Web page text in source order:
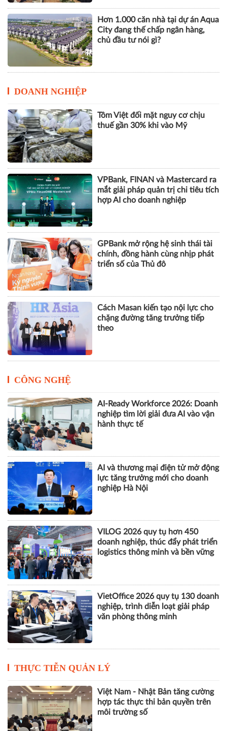
Góp ý sửa đổi Luật Kinh doanh
bất động sản: Hướng tới thị
trường minh bạch, phát triển bền
chủ đầu tư nói gì?
DOANH NGHIỆP
Tôm Việt đối mặt nguy cơ chịu
thuế gần 30% khi vào Mỹ
VPBank, FINAN và Mastercard ra
mắt giải pháp quản trị chi tiêu tích
hợp AI cho doanh nghiệp
GPBank mở rộng hệ sinh thái tài
chính, đồng hành cùng nhịp phát
triển số của Thủ đô
CÔNG NGHỆ
AI-Ready Workforce 2026: Doanh
nghiệp tìm lời giải đưa AI vào vận
hành thực tế
AI và thương mại điện tử mở động
lực tăng trưởng mới cho doanh
nghiệp Hà Nội
VILOG 2026 quy tụ hơn 450
doanh nghiệp, thúc đẩy phát triển
logistics thông minh và bền vững
VietOffice 2026 quy tụ 130 doanh